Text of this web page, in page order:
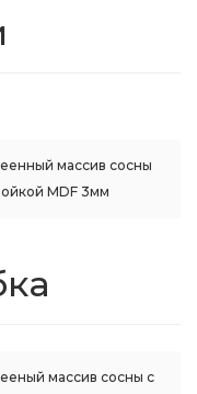
массив сосны
MDF 3мм
массив сосны с